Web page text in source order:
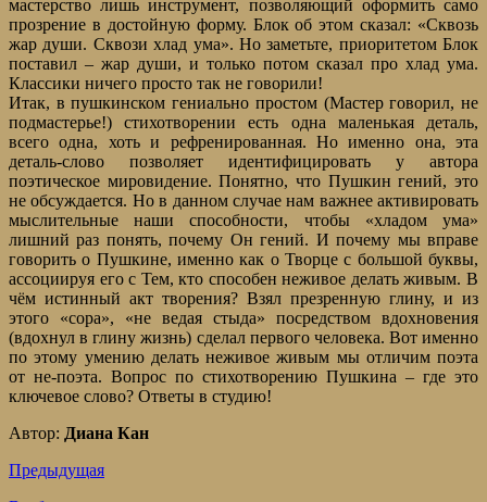
мастерство лишь инструмент, позволяющий оформить само
прозрение в достойную форму. Блок об этом сказал: «Сквозь
жар души. Сквози хлад ума». Но заметьте, приоритетом Блок
поставил – жар души, и только потом сказал про хлад ума.
Классики ничего просто так не говорили!
Итак, в пушкинском гениально простом (Мастер говорил, не
подмастерье!) стихотворении есть одна маленькая деталь,
всего одна, хоть и рефренированная. Но именно она, эта
деталь-слово позволяет идентифицировать у автора
поэтическое мировидение. Понятно, что Пушкин гений, это
не обсуждается. Но в данном случае нам важнее активировать
мыслительные наши способности, чтобы «хладом ума»
лишний раз понять, почему Он гений. И почему мы вправе
говорить о Пушкине, именно как о Творце с большой буквы,
ассоциируя его с Тем, кто способен неживое делать живым. В
чём истинный акт творения? Взял презренную глину, и из
этого «сора», «не ведая стыда» посредством вдохновения
(вдохнул в глину жизнь) сделал первого человека. Вот именно
по этому умению делать неживое живым мы отличим поэта
от не-поэта. Вопрос по стихотворению Пушкина – где это
ключевое слово? Ответы в студию!
Автор: Диана Кан
Предыдущая